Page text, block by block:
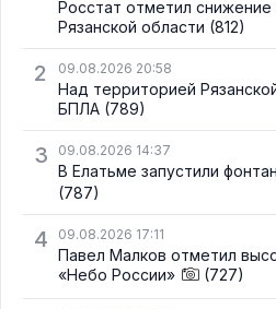
Росстат отметил снижение
Рязанской области (812)
2 09.08.2026 20:58
Над территорией
БПЛА (789)
3 09.08.2026 14:37
В Елатьме запустили
(787)
4 09.08.2026 17:11
Павел Малков отметил
«Небо России»
(727)